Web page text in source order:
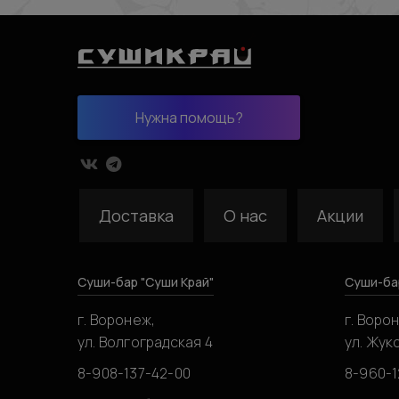
Нужна помощь?
Доставка О нас Акции
Суши-бар "Суши Край"
г. Воронеж,
ул. Волгоградская 4
8-908-137-42-00
Суши-
г.
ул.
8-960-